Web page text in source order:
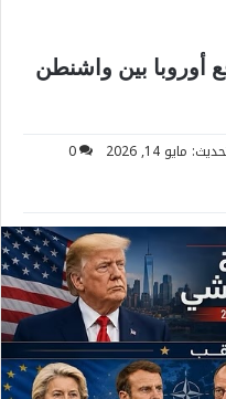
أوروبا بين واشنطن
مايو 14, 2026
0